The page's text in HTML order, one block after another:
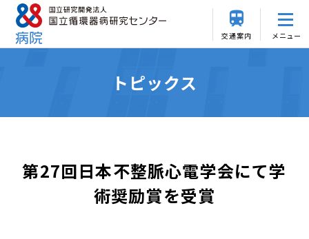
交通案内 メニュー
トピックス
第27回日本不整脈心電学会にて学
術奨励賞を受賞